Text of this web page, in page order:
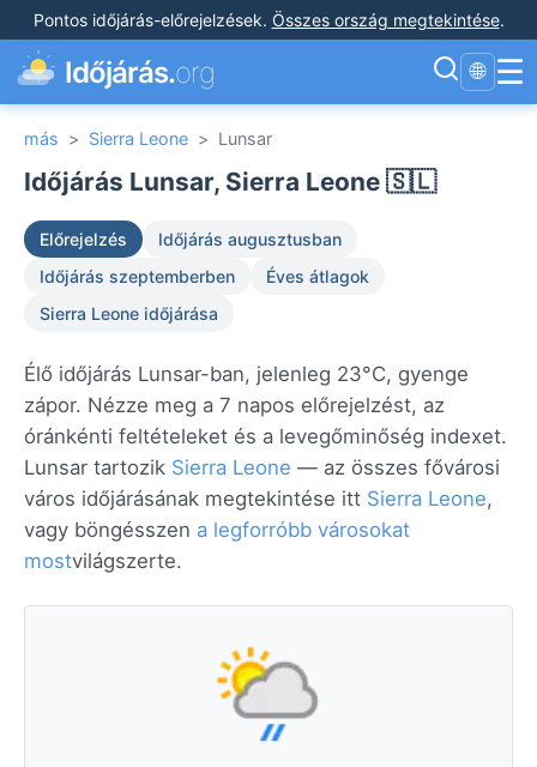
Pontos időjárás-előrejelzések. Összes ország megtekintése.
Időjárás.org 🌐 ☰
más > Sierra Leone > Lunsar
Időjárás Lunsar, Sierra Leone 🇸🇱
Előrejelzés
Időjárás augusztusban
Időjárás szeptemberben
Éves átlagok
Sierra Leone időjárása
Élő időjárás Lunsar-ban, jelenleg 23°C, gyenge
zápor. Nézze meg a 7 napos előrejelzést, az
óránkénti feltételeket és a levegőminőség indexet.
Lunsar tartozik Sierra Leone — az összes fővárosi
város időjárásának megtekintése itt Sierra Leone,
vagy böngésszen a legforróbb városokat
mostvilágszerte.